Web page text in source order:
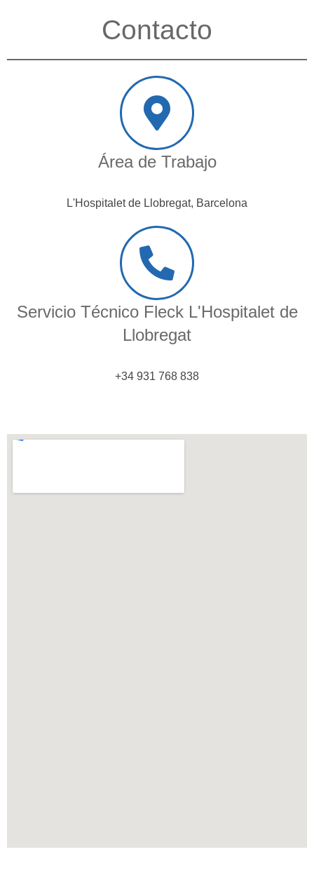
Contacto
Área de Trabajo
L'Hospitalet de Llobregat, Barcelona
Servicio Técnico Fleck L'Hospitalet de
Llobregat
+34 931 768 838